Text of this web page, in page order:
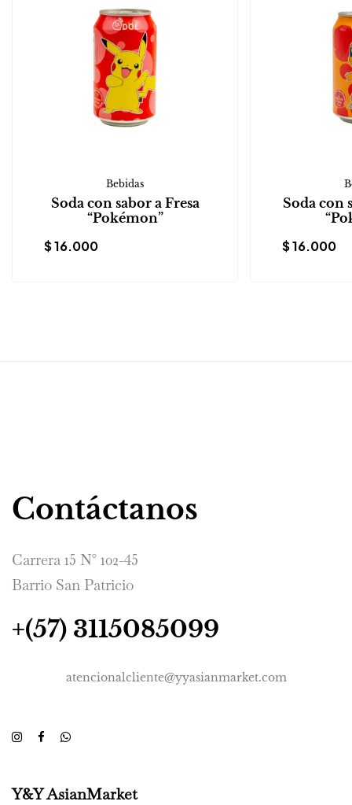
Bebidas
Soda con sabor a Fresa
“Pokémon”
$16.000
Soda con
$16.000
Contáctanos
Carrera 15 N° 102-45
Barrio San Patricio
+(57) 3115085099
atencionalcliente@yyasianmarket.com
Y&Y AsianMarket